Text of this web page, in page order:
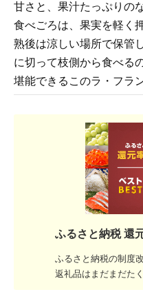
甘さと、果汁たっぷりの
食べごろは、果実を軽く
熟後は涼しい場所で保管
に切って枝側から食べる
堪能できるこのラ・フラ
ふるさと納税 還
ふるさと納税の制度
返礼品はまだまだた